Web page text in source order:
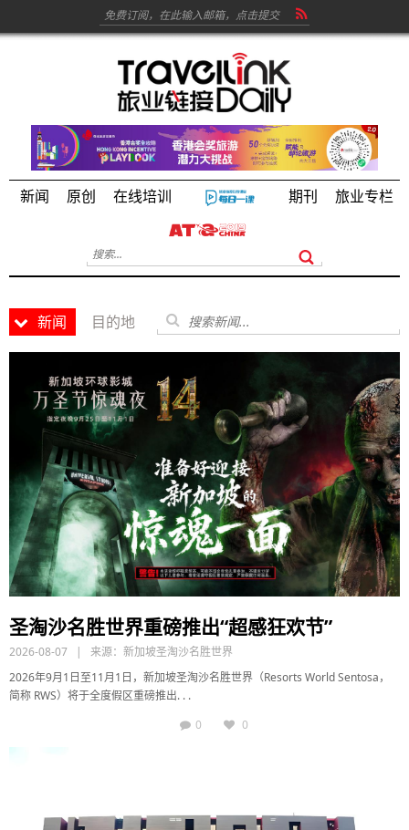
新闻 原创 在线培训 期刊 旅业专栏
新闻 目的地
圣淘沙名胜世界重磅推出“超感狂欢节”
2026-08-07 | 来源： 新加坡圣淘沙名胜世界
2026年9月1日至11月1日，新加坡圣淘沙名胜世界（Resorts World Sentosa，
简称 RWS）将于全度假区重磅推出. . .
0
0